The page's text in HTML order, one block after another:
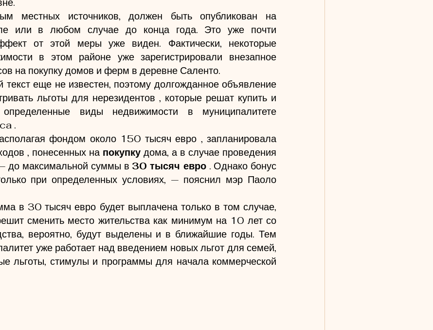
местных источников, должен быть опубликован на
или в любом случае до конца года. Это уже почти
от этой меры уже виден. Фактически, некоторые
в этом районе уже зарегистрировали внезапное
на покупку домов и ферм в деревне Саленто.
еще не известен, поэтому долгожданное объявление
льготы для нерезидентов , которые решат купить и
определенные виды недвижимости в муниципалитете
.
фондом около 150 тысяч евро , запланировала
, понесенных на покупку дома, а в случае проведения
до максимальной суммы в 30 тысяч евро . Однако бонус
при определенных условиях, — пояснил мэр Паоло
в 30 тысяч евро будет выплачена только в том случае,
сменить место жительства как минимум на 10 лет со
вероятно, будут выделены и в ближайшие годы. Тем
уже работает над введением новых льгот для семей,
льготы, стимулы и программы для начала коммерческой